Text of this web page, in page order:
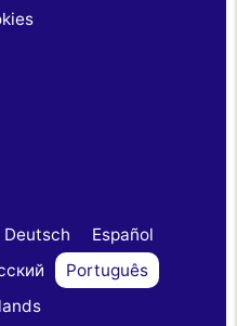
Deutsch
Español
Português